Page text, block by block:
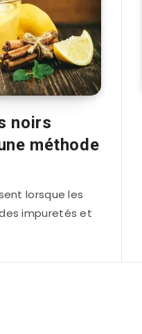
noirs
méthode
lorsque les
impuretés et